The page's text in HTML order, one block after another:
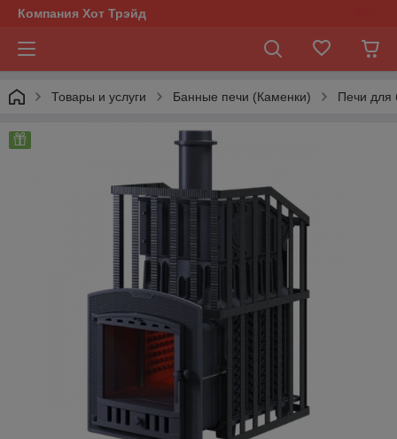
Компания Хот Трэйд
Товары и услуги Банные печи (Каменки) Печи для